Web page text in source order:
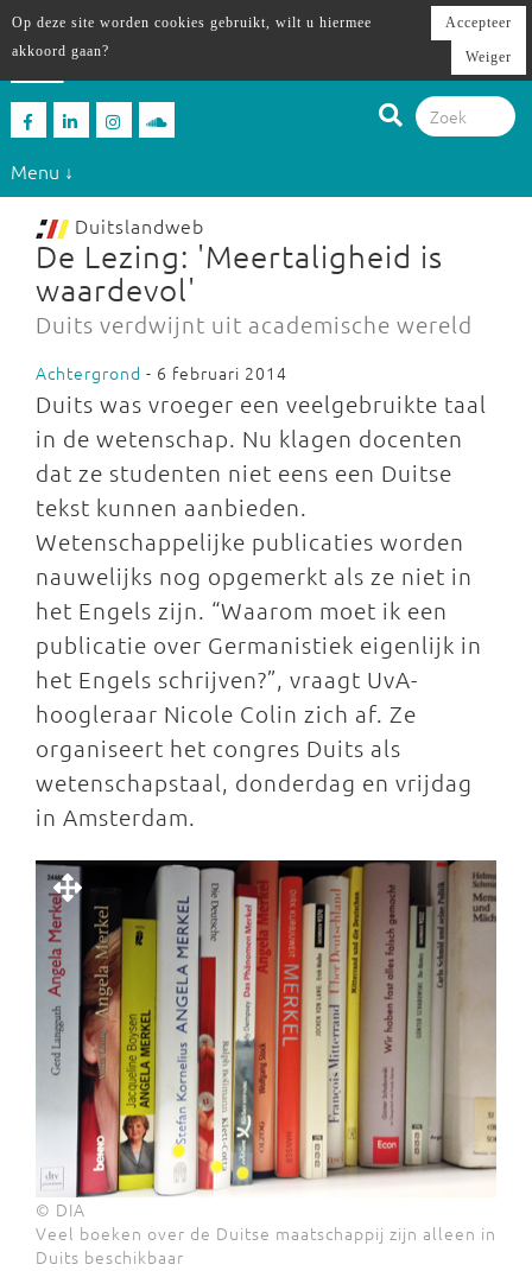
Menu ↓
Duitslandweb
De Lezing: 'Meertaligheid is
waardevol'
Duits verdwijnt uit academische wereld
Achtergrond - 6 februari 2014
Duits was vroeger een veelgebruikte taal
in de wetenschap. Nu klagen docenten
dat ze studenten niet eens een Duitse
tekst kunnen aanbieden.
Wetenschappelijke publicaties worden
nauwelijks nog opgemerkt als ze niet in
het Engels zijn. “Waarom moet ik een
publicatie over Germanistiek eigenlijk in
het Engels schrijven?”, vraagt UvA-
hoogleraar Nicole Colin zich af. Ze
organiseert het congres Duits als
wetenschapstaal, donderdag en vrijdag
in Amsterdam.
© DIA
Veel boeken over de Duitse maatschappij zijn alleen in
Duits beschikbaar
Op deze site worden cookies gebruikt, wilt u hiermee
akkoord gaan?
Accepteer
Weiger